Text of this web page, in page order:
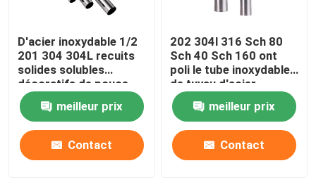
D'acier inoxydable 1/2
201 304 304L recuits
solides solubles
décoratifs de pouce
1/4" 1/8" de la
tuyauterie sifflent le
rond
meilleur prix
Contact
202 304l 316 Sch 80
Sch 40 Sch 160 ont
poli le tube inoxydable
de tuyau d'acier
meilleur prix
Contact